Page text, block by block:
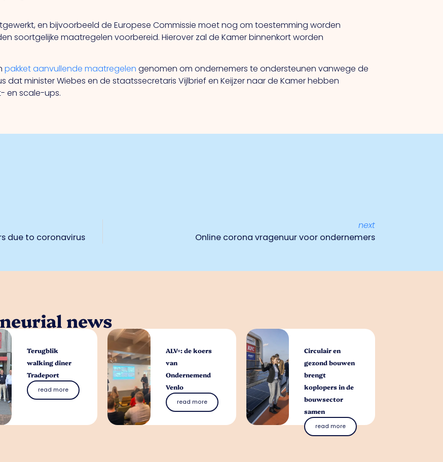
en bijvoorbeeld de Europese Commissie moet nog om toestemming worden
soortgelijke maatregelen voorbereid. Hierover zal de Kamer binnenkort worden
pakket aanvullende maatregelengenomen om ondernemers te ondersteunen vanwege de
minister Wiebes en de staatssecretaris Vijlbrief en Keijzer naar de Kamer hebben
en scale-ups.
due to coronavirus
next
Online corona vragenuur voor ondernemers
news
Terugblik
walking diner
Tradeport
read more
ALV+: de koers
van
Ondernemend
Venlo
read more
Circulair en
gezond bouwen
brengt
koplopers in de
bouwsector
samen
read more